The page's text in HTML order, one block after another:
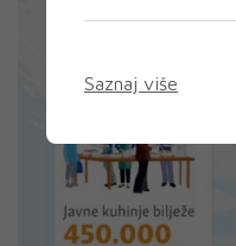
Saznaj više